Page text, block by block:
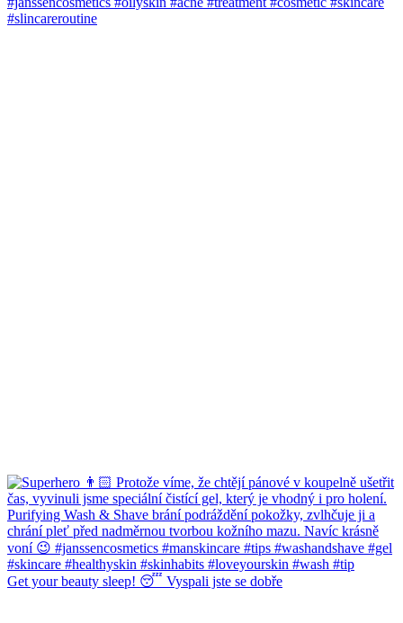
Get your beauty sleep! 😴 Vyspali jste se dobře